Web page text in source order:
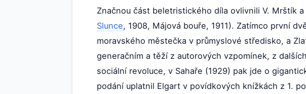
Značnou část beletristického díla ovlivnili V. Mrštík
Slunce, 1908, Májová bouře, 1911). Zatímco první
moravského městečka v průmyslové středisko, a
generačním a těží z autorových vzpomínek, z
sociální revoluce, v Sahaře (1929) pak jde o
podání uplatnil Elgart v povídkových knížkách z 1.